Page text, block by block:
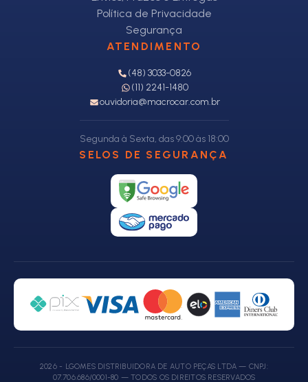
Política de Privacidade
Segurança
ATENDIMENTO
(48) 3033-0826
(11) 2241-1480
ouvidoria@macrocar.com.br
Segunda à Sexta, das 9:00 às 18:00
SELOS DE SEGURANÇA
2026 - LGOMES DISTRIBUIDORA DE AUTO PEÇAS LTDA — CNPJ:
07.706.686/0001-80 — TODOS OS DIREITOS RESERVADOS